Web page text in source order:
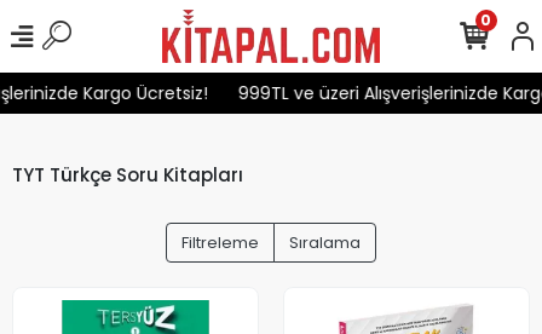
Kargo Ücretsiz! 999TL ve üzeri Alışverişlerinizde Kargo
0
TYT Türkçe Soru Kitapları
Filtreleme Sıralama